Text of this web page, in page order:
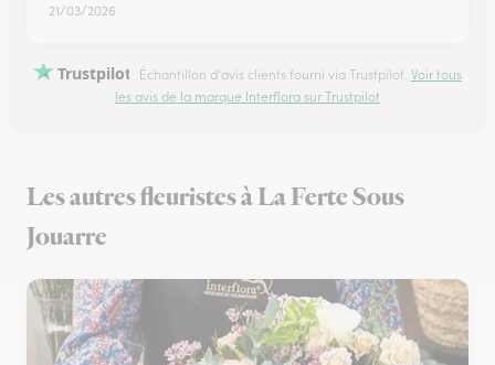
21/03/2026
Trustpilot Échantillon d'avis clients fourni via Trustpilot. Voir tous
les avis de la marque Interflora sur Trustpilot
Les autres fleuristes à La Ferte Sous
Jouarre